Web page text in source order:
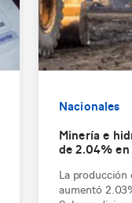
Nacionales
Minería e
de 2.04%
La
aumentó